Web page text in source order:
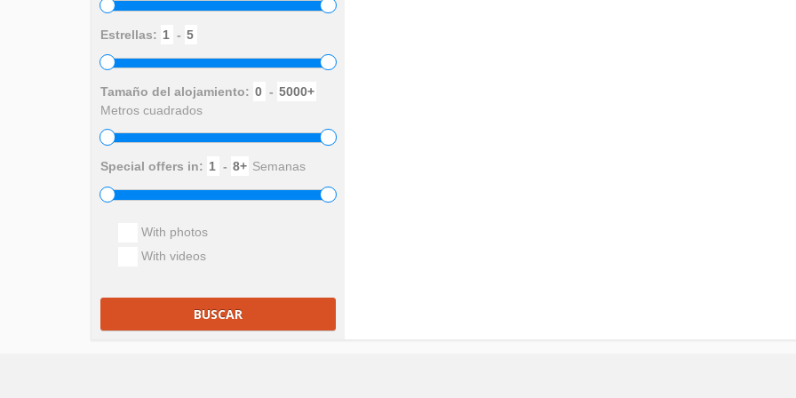
Estrellas: -
Tamaño del alojamiento:
-
Metros cuadrados
Special offers in: - Semanas
With photos
With videos
BUSCAR